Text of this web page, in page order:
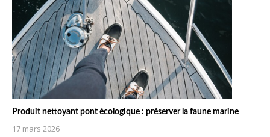
Produit nettoyant pont écologique : préserver la faune marine
17 mars 2026